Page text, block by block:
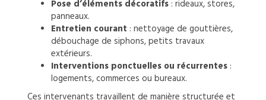
Pose d’éléments décoratifs: rideaux, stores,
panneaux.
Entretien courant : nettoyage de gouttières,
débouchage de siphons, petits travaux
extérieurs.
Interventions ponctuelles ou récurrentes:
logements, commerces ou bureaux.
Ces intervenants travaillent de manière structurée et